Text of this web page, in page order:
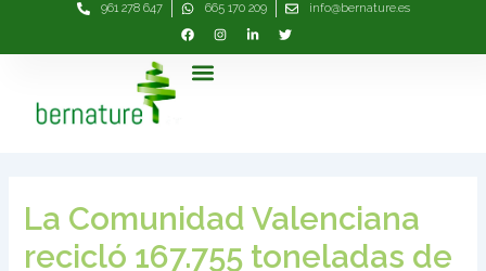
961 278 647 665 170 209 info@bernature.es
Menú
La Comunidad Valenciana
recicló 167.755 toneladas de
Navegación